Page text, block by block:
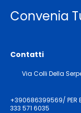
Convenia
Contatti
Via Colli Della
+390686399569/ PER
333 571 6035